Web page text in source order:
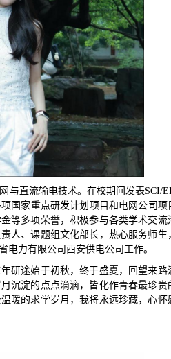
与直流输电技术。在校期间发表SCI/
国家重点研发计划项目和电网公司项
等多项荣誉，积极参与各类学术交流
人、课题组文化部长，热心服务师生
电力有限公司西安供电公司工作。
研途始于初秋，终于盛夏，回望来路
沉淀的点点滴滴，皆化作青春最珍贵
暖的求学岁月，我将永远珍藏，心怀